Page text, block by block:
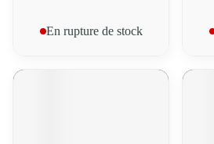
En rupture de stock